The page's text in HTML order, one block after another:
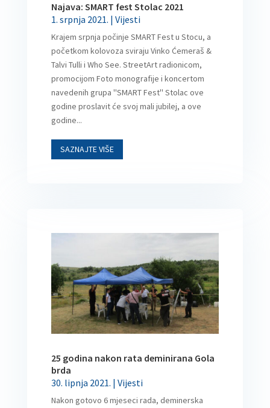
Najava: SMART fest Stolac 2021
1. srpnja 2021. | Vijesti
Krajem srpnja počinje SMART Fest u Stocu, a
početkom kolovoza sviraju Vinko Ćemeraš &
Talvi Tulli i Who See. StreetArt radionicom,
promocijom Foto monografije i koncertom
navedenih grupa ''SMART Fest'' Stolac ove
godine proslavit će svoj mali jubilej, a ove
godine...
SAZNAJTE VIŠE
25 godina nakon rata deminirana Gola
brda
30. lipnja 2021. | Vijesti
Nakon gotovo 6 mjeseci rada, deminerska